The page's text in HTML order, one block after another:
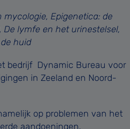
Epigenetica: de
lymfe en het urinestelsel,
huid
bedrijf Dynamic Bureau voor
in Zeeland en Noord-
op problemen van het
aandoeningen.